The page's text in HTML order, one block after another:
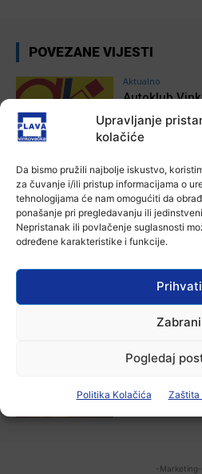
Upravljanje
kolačiće
Da bismo pružili najbolje iskustvo,
za čuvanje i/ili pristup informacijama o
tehnologijama će nam omogućiti da
ponašanje pri pregledavanju ili
Nepristanak ili povlačenje suglasnosti
određene karakteristike i funkcije.
Prihvati
Zabrani
Pogledaj
Politika Kolačića Zaštita
POVEZANE VIJESTI
Aktualno
Autoklub
stotu
7 kolovoza, 2026
Aktualno
Za dva
Divlja liga
7 kolovoza, 2026
U Županji
7 kolovoza, 2026
Zbog niskog
6 kolovoza, 2026
-Marketing-